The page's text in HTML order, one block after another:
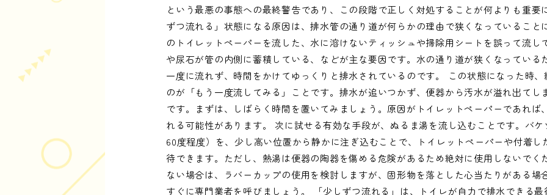
という最悪の事態への最終警告であり、この段階で正しく対処することが何よりも重要
ずつ流れる」状態になる原因は、排水管の通り道が何らかの理由で狭くなっていること
のトイレットペーパーを流した、水に溶けないティッシュや掃除用シートを誤って流し
や尿石が管の内側に蓄積している、などが主な要因です。水の通り道が狭くなっている
一度に流れず、時間をかけてゆっくりと排水されているのです。 この状態になった時
のが「もう一度流してみる」ことです。排水が追いつかず、便器から汚水が溢れ出てし
です。まずは、しばらく時間を置いてみましょう。原因がトイレットペーパーであれば
れる可能性があります。 次に試せる有効な手段が、ぬるま湯を流し込むことです。バ
60度程度）を、少し高い位置から静かに注ぎ込むことで、トイレットペーパーや付着し
待できます。ただし、熱湯は便器の陶器を傷める危険があるため絶対に使用しないでく
ない場合は、ラバーカップの使用を検討しますが、固形物を落とした心当たりがある場
すぐに専門業者を呼びましょう。 「少しずつ流れる」は、トイレが自力で排水できる